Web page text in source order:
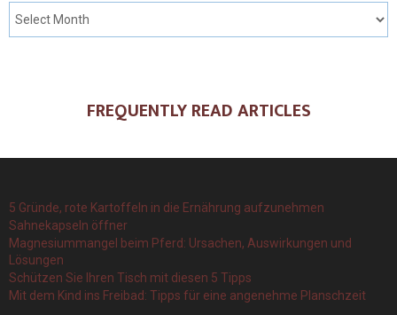
FREQUENTLY READ ARTICLES
5 Gründe, rote Kartoffeln in die Ernährung aufzunehmen
Sahnekapseln öffner
Magnesiummangel beim Pferd: Ursachen, Auswirkungen und
Lösungen
Schützen Sie Ihren Tisch mit diesen 5 Tipps
Mit dem Kind ins Freibad: Tipps für eine angenehme Planschzeit